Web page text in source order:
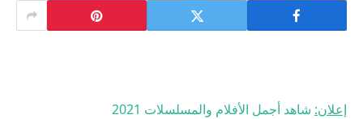
إعلان: شاهد أجمل الأفلام والمسلسلات 2021